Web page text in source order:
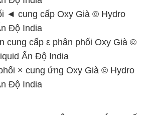
× cung ứng Oxy Già © Hydro
Độ India
DOANH – CÔNG TY HÓA CHẤT
PHÁT🌐
congtyhoachat.com.vn/